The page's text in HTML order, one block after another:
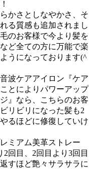
かさとしなやかさ、そ
る質感も追加されまし
のお客様で今より髪を
ど全ての方に万能で楽
うになっております(^
波ケアアイロン『ケア
とによりパワーアップ
』なら、こちらのお客
リビリになった髪も2
るほどに修復していけ
ミアム美革ストレー
2回目、2回目より3回目
すほど艶々サラサラに